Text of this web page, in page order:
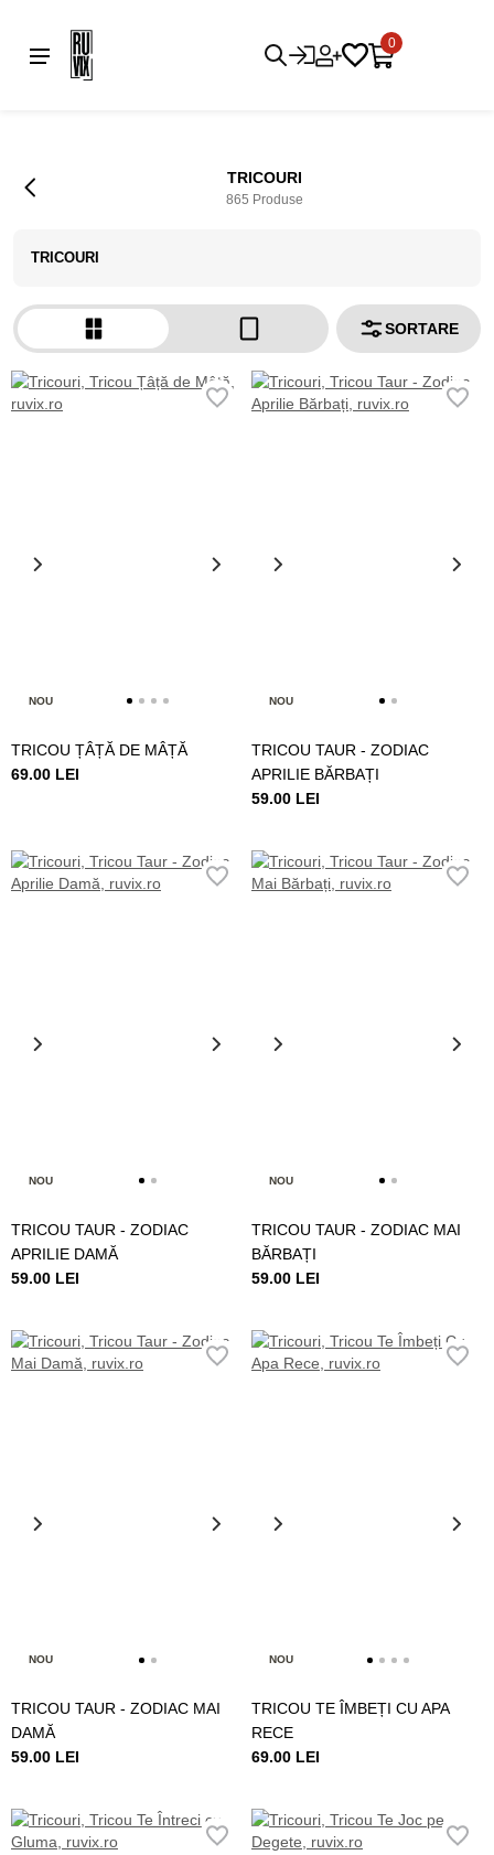
0
TRICOURI
865 Produse
TRICOURI
SORTARE
NOU
TRICOU ȚÂȚĂ DE MÂȚĂ
69.00 LEI
NOU
TRICOU TAUR - ZODIAC
APRILIE BĂRBAȚI
59.00 LEI
NOU
TRICOU TAUR - ZODIAC
APRILIE DAMĂ
59.00 LEI
NOU
TRICOU TAUR - ZODIAC MAI
BĂRBAȚI
59.00 LEI
NOU
TRICOU TAUR - ZODIAC MAI
DAMĂ
59.00 LEI
NOU
TRICOU TE ÎMBEȚI CU APA
RECE
69.00 LEI